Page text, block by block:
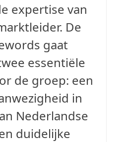
expertise van
De
gaat
essentiële
de groep: een
in
Nederlandse
duidelijke